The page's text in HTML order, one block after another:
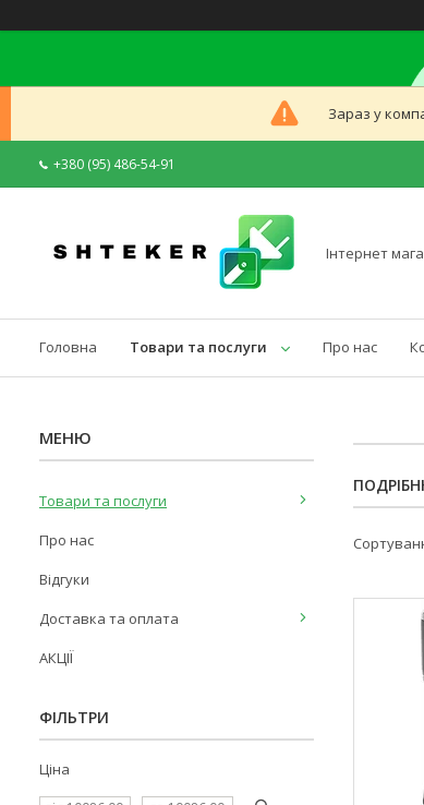
Зараз у
+380 (95) 486-54-91
Інтернет
Головна Товари та послуги Про нас
Товари та послуги
Про нас
Відгуки
Доставка та оплата
АКЦІЇ
ФІЛЬТРИ
Ціна